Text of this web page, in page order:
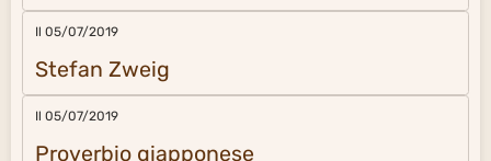
Il 05/07/2019
Stefan Zweig
Il 05/07/2019
Proverbio giapponese